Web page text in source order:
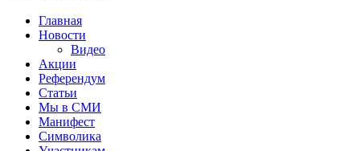
Главная
Новости
Видео
Акции
Референдум
Статьи
Мы в СМИ
Манифест
Символика